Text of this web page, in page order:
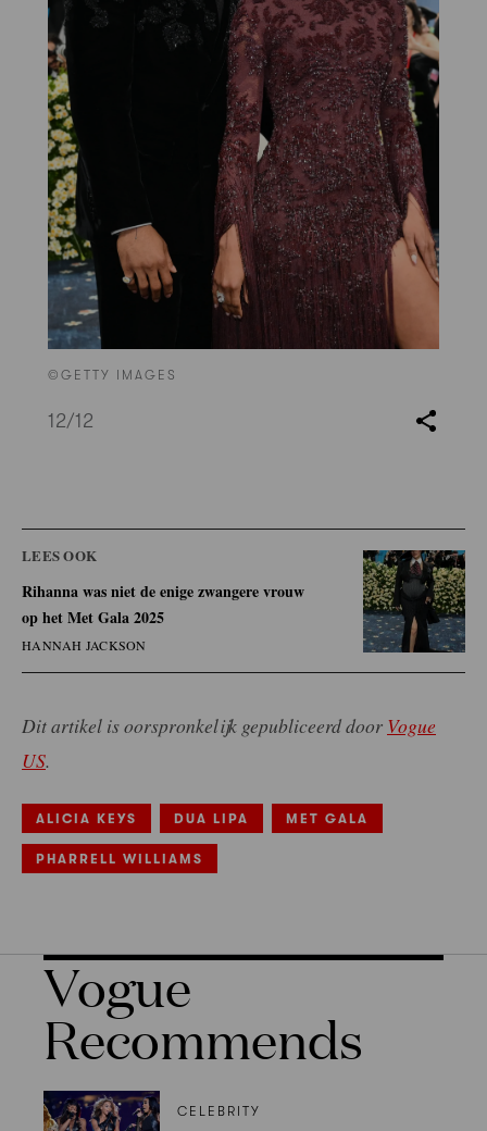
©GETTY IMAGES
12/12
LEES OOK
Rihanna was niet de enige zwangere vrouw
op het Met Gala 2025
HANNAH JACKSON
Dit artikel is oorspronkelijk gepubliceerd door Vogue
US.
ALICIA KEYS DUA LIPA MET GALA
PHARRELL WILLIAMS
Vogue
Recommends
CELEBRITY